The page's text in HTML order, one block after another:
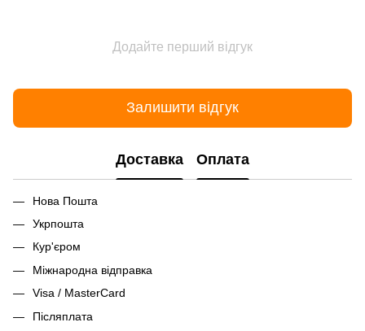
Додайте перший відгук
Залишити відгук
Доставка Оплата
Нова Пошта
Укрпошта
Кур'єром
Міжнародна відправка
Visa / MasterCard
Післяплата